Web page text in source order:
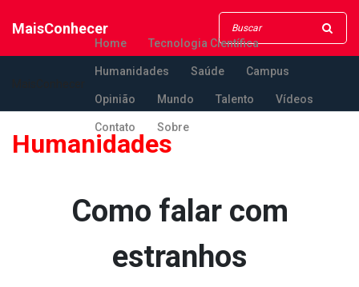
MaisConhecer
Home Tecnologia Científica
Humanidades Saúde Campus
Opinião Mundo Talento Vídeos
Contato Sobre
Humanidades
Como falar com
estranhos